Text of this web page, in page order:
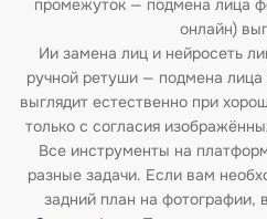
промежуток — подмена лица
онлайн)
Ии замена лиц и нейросеть
ручной ретуши — подмена
выглядит естественно при
только с согласия
Все инструменты на
разные задачи. Если вам
задний план на фотографии,